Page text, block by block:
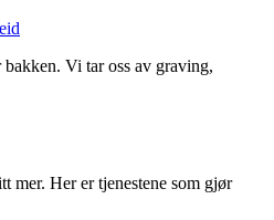
Vi tar oss av graving,
mer. Her er tjenestene som gjør